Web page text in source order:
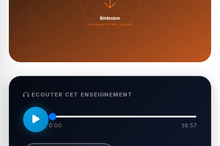
ÉCOUTER CET ENSEIGNEMENT
0:00 38:57